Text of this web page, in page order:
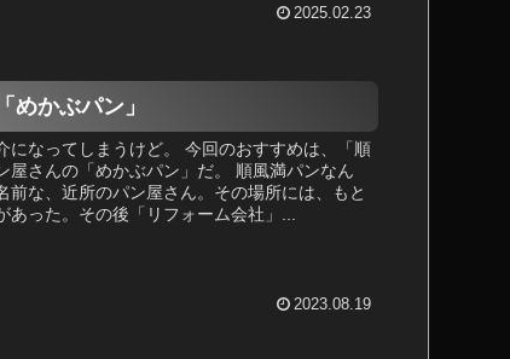
2025.02.23
めかぶパン」
になってしまうけど。 今回のおすすめは、「順
屋さんの「めかぶパン」だ。 順風満パンなん
前な、近所のパン屋さん。その場所には、もと
あった。その後「リフォーム会社」...
2023.08.19